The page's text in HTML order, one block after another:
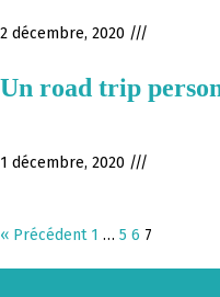
2 décembre, 2020 ///
Un road trip
1 décembre, 2020 ///
« Précédent 1 … 5 6 7